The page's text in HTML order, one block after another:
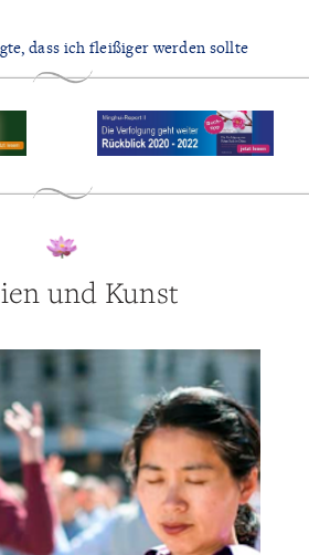
dass ich fleißiger werden sollte
und Kunst